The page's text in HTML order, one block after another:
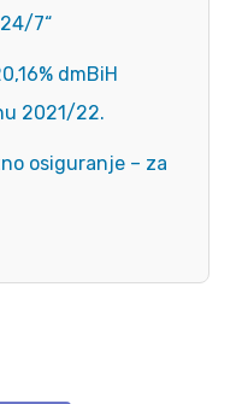
7“
dmBiH
2021/22.
osiguranje – za